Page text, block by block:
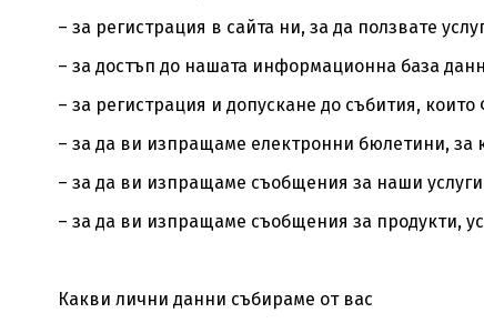
– за регистрация в сайта ни, за да ползвате
– за достъп до нашата информационна база
– за регистрация и допускане до събития,
– за да ви изпращаме електронни бюлетини, за
– за да ви изпращаме съобщения за наши
– за да ви изпращаме съобщения за продукти,
Какви лични данни събираме от вас